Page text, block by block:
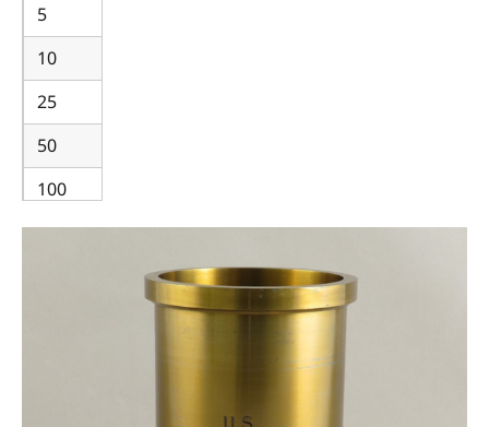
5
10
25
50
100
250
250.000
500.000
1.000.000